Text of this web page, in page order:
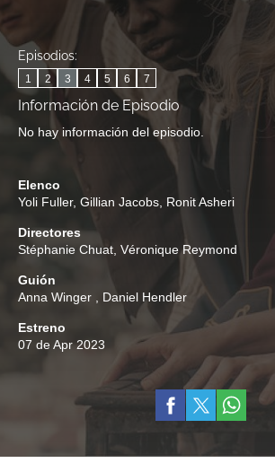
Episodios:
1 2 3 4 5 6 7
Información de Episodio
No hay información del episodio.
Elenco
Yoli Fuller, Gillian Jacobs Ronit Asheri
Directores
Stéphanie Chuat Véronique Reymond
Guión
Anna Winger
Daniel Hendler
Estreno
07 de Apr 2023